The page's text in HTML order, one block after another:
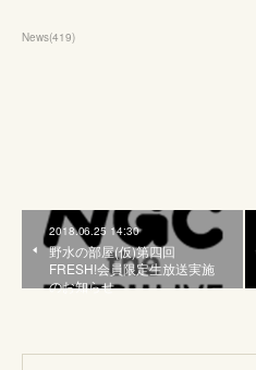
News(419)
2018.06.25 14:30
野水の部屋(仮)第四回
FRESH!会員限定生放送実施
のお知らせ